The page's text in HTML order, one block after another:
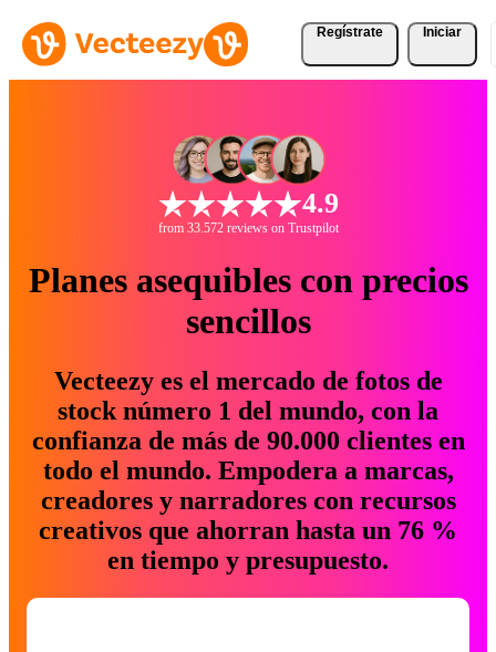
Regístrate Iniciar
4.9
from 33.572 reviews on Trustpilot
Planes asequibles con precios
sencillos
Vecteezy es el mercado de fotos de
stock número 1 del mundo, con la
confianza de más de 90.000 clientes en
todo el mundo. Empodera a marcas,
creadores y narradores con recursos
creativos que ahorran hasta un 76 %
en tiempo y presupuesto.